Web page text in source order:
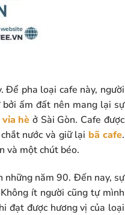
Để pha loại cafe này, người
ấm đất nên mang lại sự
hè ở Sài Gòn. Cafe được
nước và giữ lại bã cafe.
và một chút béo.
năm 90. Đến nay, sự
ít người cũng tự mình
đạt được hương vị của loại